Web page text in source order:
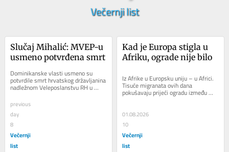
Večernji list
Slučaj Mihalić: MVEP-u
usmeno potvrđena smrt
Dominikanske vlasti usmeno su
potvrdile smrt hrvatskog državljanina
nadležnom Veleposlanstvu RH u
Washingtonu, ali se još čeka
pismena potvrda i...
previous
day
8
Večernji
list
Kad je Europa stigla u
Afriku, ograde nije bilo
Iz Afrike u Europsku uniju – u Africi.
Tisuće migranata ovih dana
pokušavaju prijeći ogradu između
Maroka i Ceute, španjolskoga grada
01.08.2026
10
Večernji
list